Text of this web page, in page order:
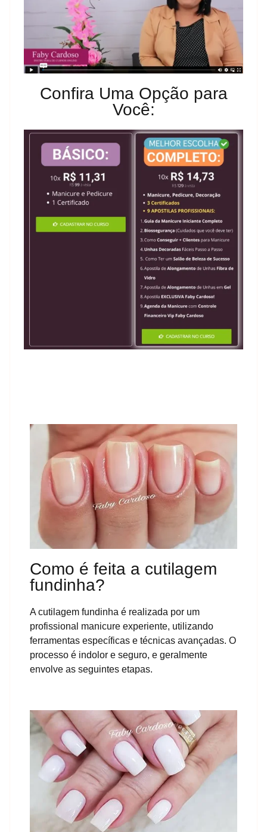
Confira Uma Opção para
Você:
Como é feita a cutilagem
fundinha?
A cutilagem fundinha é realizada por um
profissional manicure experiente, utilizando
ferramentas específicas e técnicas avançadas. O
processo é indolor e seguro, e geralmente
envolve as seguintes etapas.